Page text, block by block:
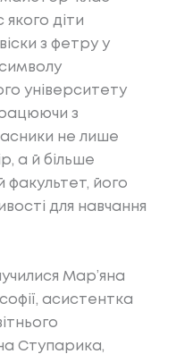
діти
з фетру у
університету
з
не лише
а й більше
факультет, його
для навчання
Мар’яна
асистентка
Ступарика,